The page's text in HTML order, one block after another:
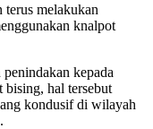
melakukan
knalpot
kepada
bising, hal tersebut
kondusif di wilayah